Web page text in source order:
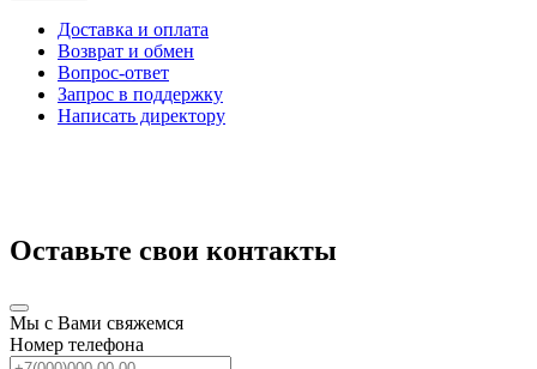
Доставка и оплата
Возврат и обмен
Вопрос-ответ
Запрос в поддержку
Написать директору
Оставьте свои контакты
Мы с Вами свяжемся
Номер телефона